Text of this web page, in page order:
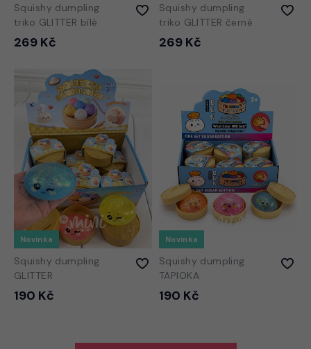
Squishy dumpling
triko GLITTER bílé
269 Kč
Squishy dumpling
triko GLITTER černé
269 Kč
Novinka
Squishy dumpling
GLITTER
190 Kč
Novinka
Squishy dumpling
TAPIOKA
190 Kč